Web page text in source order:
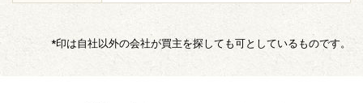
*印は自社以外の会社が買主を探しても可としているものです。